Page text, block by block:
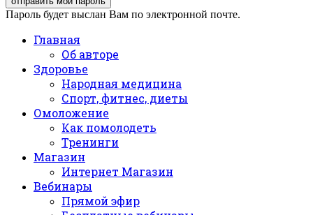
Пароль будет выслан Вам по электронной почте.
Главная
Об авторе
Здоровье
Народная медицина
Спорт, фитнес, диеты
Омоложение
Как помолодеть
Тренинги
Магазин
Интернет Магазин
Вебинары
Прямой эфир